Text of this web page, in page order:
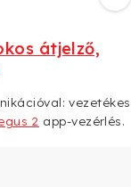
átjelző,
vezetékes
2 app-vezérlés.